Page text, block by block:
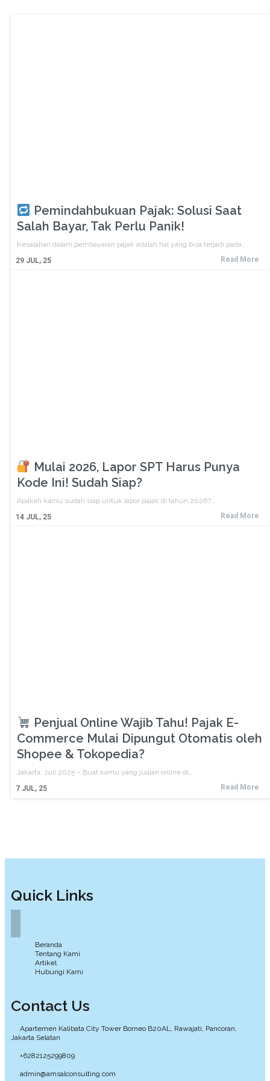
Pemindahbukuan Pajak: Solusi Saat
Salah Bayar, Tak Perlu Panik!
29 JUL, 25
Kesalahan dalam pembayaran pajak adalah hal yang bisa terjadi pada…
Read More
Mulai 2026, Lapor SPT Harus Punya
Kode Ini! Sudah Siap?
14 JUL, 25
Apakah kamu sudah siap untuk lapor pajak di tahun 2026?…
Read More
Penjual Online Wajib Tahu! Pajak E-
Commerce Mulai Dipungut Otomatis oleh
Shopee & Tokopedia?
7 JUL, 25
Jakarta, Juli 2025 – Buat kamu yang jualan online di…
Read More
Quick Links
Beranda
Tentang Kami
Artikel
Hubungi Kami
Contact Us
Apartemen Kalibata City Tower Borneo B20AL, Rawajati, Pancoran,
Jakarta Selatan
+6282125299809
admin@amsalconsulting.com